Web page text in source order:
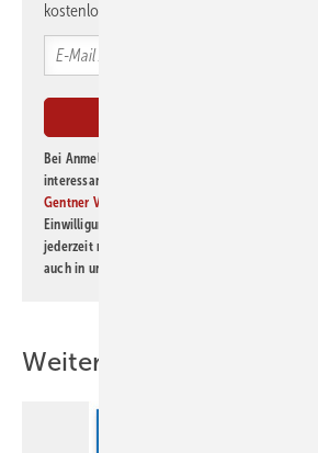
kostenlos direkt ins Postfach.
Bei Anmeldung zu diesem Newsletter bin ich
interessante Verlags- und Online-Angebote
Gentner Verlag GmbH & Co. KG
Einwilligung kann ich jederzeit widerrufen und
jederzeit möglich. Informationen zum Umgang
auch in unserer
Weitere Inhalte